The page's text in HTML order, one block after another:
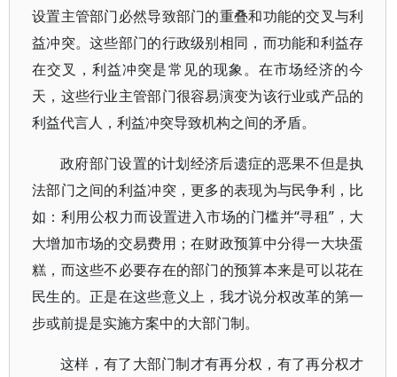
设置主管部门必然导致部门的重叠和功能的交叉与利
益冲突。这些部门的行政级别相同，而功能和利益存
在交叉，利益冲突是常见的现象。在市场经济的今
天，这些行业主管部门很容易演变为该行业或产品的
利益代言人，利益冲突导致机构之间的矛盾。
政府部门设置的计划经济后遗症的恶果不但是执
法部门之间的利益冲突，更多的表现为与民争利，比
如：利用公权力而设置进入市场的门槛并“寻租”，大
大增加市场的交易费用；在财政预算中分得一大块蛋
糕，而这些不必要存在的部门的预算本来是可以花在
民生的。正是在这些意义上，我才说分权改革的第一
步或前提是实施方案中的大部门制。
这样，有了大部门制才有再分权，有了再分权才